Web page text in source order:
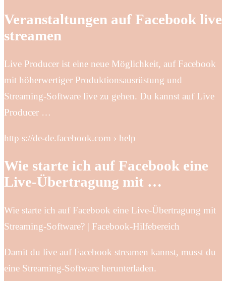
Veranstaltungen auf Facebook live
streamen
Live Producer ist eine neue Möglichkeit, auf Facebook
mit höherwertiger Produktionsausrüstung und
Streaming-Software live zu gehen. Du kannst auf Live
Producer …
http s://de-de.facebook.com › help
Wie starte ich auf Facebook eine
Live-Übertragung mit …
Wie starte ich auf Facebook eine Live-Übertragung mit
Streaming-Software? | Facebook-Hilfebereich
Damit du live auf Facebook streamen kannst, musst du
eine Streaming-Software herunterladen.